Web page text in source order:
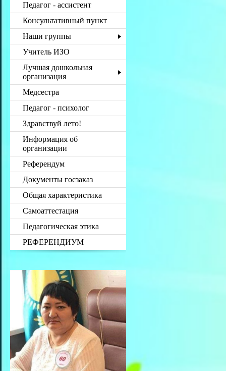
Педагог - ассистент
Консультативный пункт
Наши группы
Учитель ИЗО
Лучшая дошкольная
организация
Медсестра
Педагог - психолог
Здравствуй лето!
Информация об
организации
Референдум
Документы госзаказ
Общая характеристика
Самоаттестация
Педагогическая этика
РЕФЕРЕНДИУМ